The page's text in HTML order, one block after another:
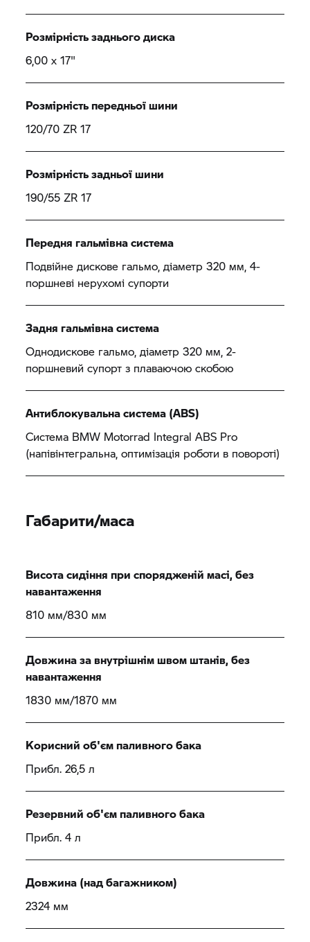
Розмірність заднього диска
6,00 x 17"
Розмірність передньої шини
120/70 ZR 17
Розмірність задньої шини
190/55 ZR 17
Передня гальмівна система
Подвійне дискове гальмо, діаметр 320 мм, 4-
поршневі нерухомі супорти
Задня гальмівна система
Однодискове гальмо, діаметр 320 мм, 2-
поршневий супорт з плаваючою скобою
Антиблокувальна система (ABS)
Система BMW Motorrad Integral ABS Pro
(напівінтегральна, оптимізація роботи в повороті)
Габарити/маса
Висота сидіння при спорядженій масі, без
навантаження
810 мм/830 мм
Довжина за внутрішнім швом штанів, без
навантаження
1830 мм/1870 мм
Корисний об'єм паливного бака
Прибл. 26,5 л
Резервний об'єм паливного бака
Прибл. 4 л
Довжина (над багажником)
2324 мм